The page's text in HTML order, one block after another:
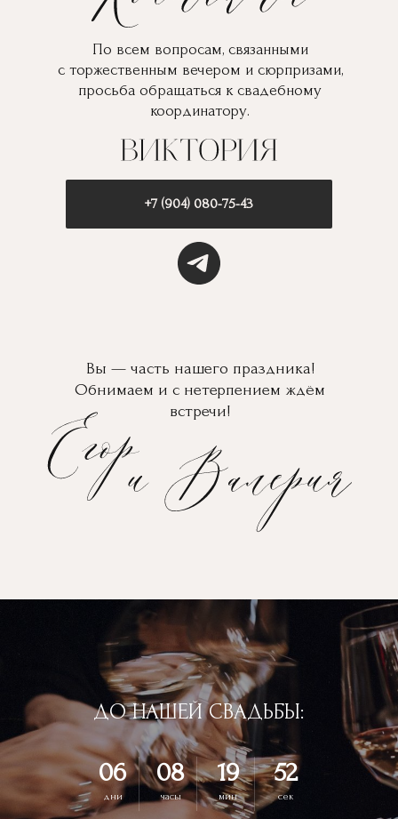
По всем вопросам, связанными
с торжественным вечером и сюрпризами,
просьба обращаться к свадебному
координатору.
+7 (904) 080-75-43
Вы — часть нашего праздника!
Обнимаем и с нетерпением ждём
встречи!
ДО НАШЕЙ СВАДЬБЫ:
06
дни
08
часы
19
мин
51
сек